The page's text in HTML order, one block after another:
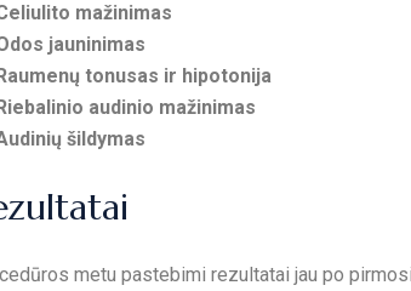
mažinimas
jauninimas
tonusas ir hipotonija
audinio mažinimas
šildymas
metu pastebimi rezultatai jau po